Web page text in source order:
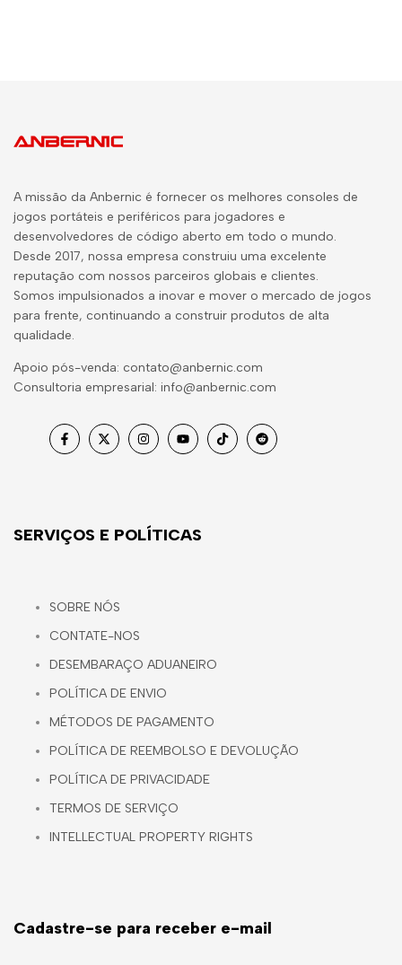
A missão da Anbernic é fornecer os melhores consoles de
jogos portáteis e periféricos para jogadores e
desenvolvedores de código aberto em todo o mundo.
Desde 2017, nossa empresa construiu uma excelente
reputação com nossos parceiros globais e clientes.
Somos impulsionados a inovar e mover o mercado de jogos
para frente, continuando a construir produtos de alta
qualidade.
Apoio pós-venda: contato@anbernic.com
Consultoria empresarial: info@anbernic.com
FacebookTwitterInstagramYouTubeTikTokReddit
SERVIÇOS E POLÍTICAS
SOBRE NÓS
CONTATE-NOS
DESEMBARAÇO ADUANEIRO
POLÍTICA DE ENVIO
MÉTODOS DE PAGAMENTO
POLÍTICA DE REEMBOLSO E DEVOLUÇÃO
POLÍTICA DE PRIVACIDADE
TERMOS DE SERVIÇO
INTELLECTUAL PROPERTY RIGHTS
Cadastre-se para receber e-mail